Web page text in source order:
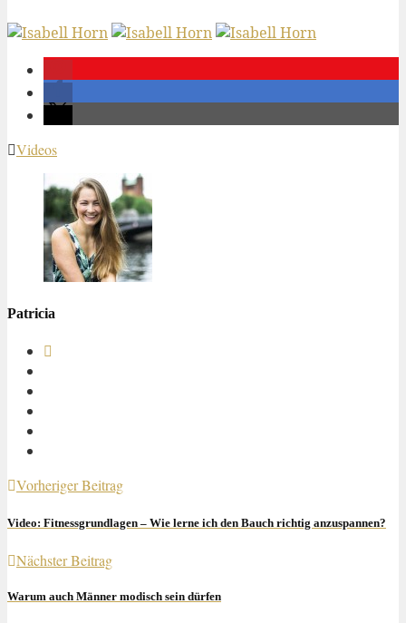
Videos
Patricia
Vorheriger Beitrag
Video: Fitnessgrundlagen – Wie lerne ich den Bauch richtig anzuspannen?
Nächster Beitrag
Warum auch Männer modisch sein dürfen